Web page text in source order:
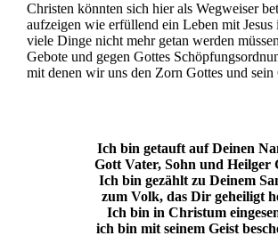
Christen könnten sich hier als Wegweiser
aufzeigen wie erfüllend ein Leben mit Jesus
viele Dinge nicht mehr getan werden
Gebote und gegen Gottes
mit denen wir uns den Zorn Gottes und sein
Ich bin getauft auf Deinen
Gott Vater, Sohn und Heilger
Ich bin gezählt zu Deinem
zum Volk, das Dir geheiligt
Ich bin in Christum
ich bin mit seinem Geist